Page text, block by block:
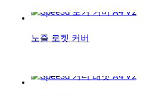
노즐 로켓 커버